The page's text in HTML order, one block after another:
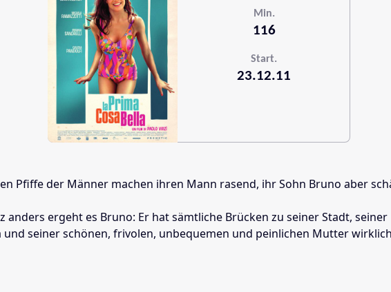
Min.
116
Start.
23.12.11
Pfiffe der Männer machen ihren Mann rasend, ihr Sohn Bruno aber
ergeht es Bruno: Er hat sämtliche Brücken zu seiner Stadt,
seiner schönen, frivolen, unbequemen und peinlichen Mutter